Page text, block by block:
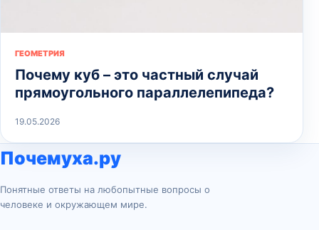
ГЕОМЕТРИЯ
Почему куб – это частный случай
прямоугольного параллелепипеда?
19.05.2026
Почемуха.ру
Понятные ответы на любопытные вопросы о
человеке и окружающем мире.